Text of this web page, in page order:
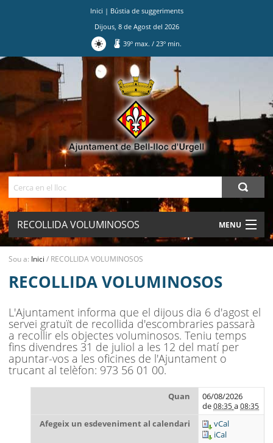
Inici | Bústia de suggeriments
Dijous, 8de Agostdel 2026
39º max./ 23º min.
RECOLLIDA VOLUMINOSOS MENU
MUNICIPI
BELL-LLOC SOLUCIONA
Sou a: Inici / RECOLLIDA VOLUMINOSOS
RECOLLIDA VOLUMINOSOS
L'Ajuntament informa que el dijous dia 6 d'agost el
servei gratuït de recollida d'escombraries passarà
a recollir els objectes voluminosos. Teniu temps
fins divendres 31 de juliol a les 12 del matí per
apuntar-vos a les oficines de l'Ajuntament o
trucant al telèfon: 973 56 01 00.
Quan
06/08/2026
de08:35 a08:35
Afegeix un esdeveniment al calendari
vCal
iCal